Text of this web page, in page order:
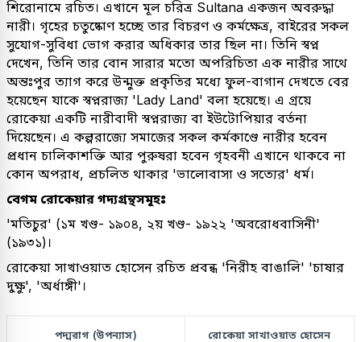
শিরোনামে রচিত। এখানে মূল চরিত্র Sultana একজন অবরুদ্ধা
নারী। গৃহের চতুষ্কোণ হচ্ছে তার বিচরণ ও কর্মক্ষেত্র, বাইরের সকল
সুযোগ-সুবিধা ভোগ করার অধিকার তার ছিল না। তিনি স্বপ্ন
দেখেন, তিনি তার বোন সারার মতো অপরিচিতা এক নারীর সাথে
অন্তঃপুর ত্যাগ করে উন্মুক্ত প্রকৃতির মধ্যে ফুল-বাগান দেখতে বের
হয়েছেন যাকে স্বপ্নরাজ্য 'Lady Land' বলা হয়েছে। এ গ্রয়ে
রোকেয়া একটি নারীবাদী স্বপ্নরাজ্য বা ইউটোপিয়ার বর্তনা
দিয়েছেন। এ কল্পরাজ্যে সমাজের সকল কর্মকাণ্ডে নারীর হবেন
প্রধান চালিকাশক্তি আর পুরুষরা হবেন গৃহবনী এখানে থাকবে না
কোন অপরাধ, প্রচলিত থাকার 'ভালোবাসা ও সত্যের' ধর্ম।
বেগম রোকেয়ার গদ্যগ্রন্থসমূহঃ
'মতিচুর' (১ম খণ্ড- ১৯০৪, ২য় খণ্ড- ১৯২২ 'অবরোধবাসিনী'
(১৯৩১)।
রোকেয়া সাখাওয়াত হোসেন রচিত প্রবন্ধ 'নিরীহ বাঙালি' 'চাষার
দুক্ষু', 'অর্ধাঙ্গী'।
পদ্মরাগ (উপন্যাস) রোকেয়া সাখাওয়াত হোসেন